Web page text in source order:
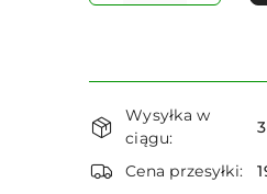
Dostępność
i
dostawa
Wysyłka w
ciągu:
Cena przesyłki: